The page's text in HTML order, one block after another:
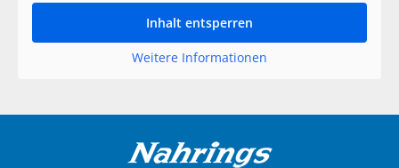
Inhalt entsperren
Weitere Informationen